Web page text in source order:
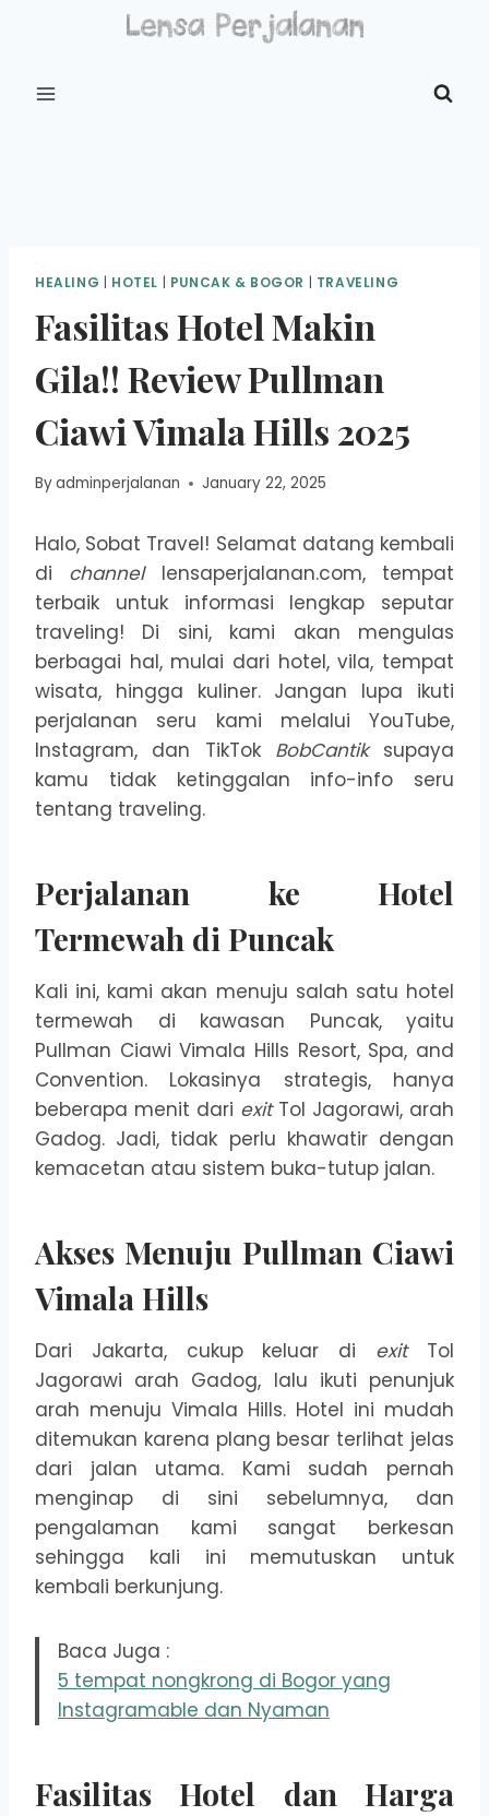
HEALING | HOTEL | PUNCAK & BOGOR | TRAVELING
Fasilitas Hotel Makin
Gila!! Review Pullman
Ciawi Vimala Hills 2025
Byadminperjalanan January 22, 2025
Halo, Sobat Travel! Selamat datang kembali
di channellensaperjalanan.com, tempat
terbaik untuk informasi lengkap seputar
traveling! Di sini, kami akan mengulas
berbagai hal, mulai dari hotel, vila, tempat
wisata, hingga kuliner. Jangan lupa ikuti
perjalanan seru kami melalui YouTube,
Instagram, dan TikTok BobCantiksupaya
kamu tidak ketinggalan info-info seru
tentang traveling.
Perjalanan ke Hotel
Termewah di Puncak
Kali ini, kami akan menuju salah satu hotel
termewah di kawasan Puncak, yaitu
Pullman Ciawi Vimala Hills Resort, Spa, and
Convention. Lokasinya strategis, hanya
beberapa menit dari exitTol Jagorawi, arah
Gadog. Jadi, tidak perlu khawatir dengan
kemacetan atau sistem buka-tutup jalan.
Akses Menuju Pullman Ciawi
Vimala Hills
Dari Jakarta, cukup keluar di exitTol
Jagorawi arah Gadog, lalu ikuti penunjuk
arah menuju Vimala Hills. Hotel ini mudah
ditemukan karena plang besar terlihat jelas
dari jalan utama. Kami sudah pernah
menginap di sini sebelumnya, dan
pengalaman kami sangat berkesan
sehingga kali ini memutuskan untuk
kembali berkunjung.
Baca Juga :
5 tempat nongkrong di Bogor yang
Instagramable dan Nyaman
Fasilitas Hotel dan Harga